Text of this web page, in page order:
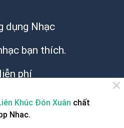
dụng Nhạc
bạn thích.
phí
Khúc Đón Xuân chất
Nhac.